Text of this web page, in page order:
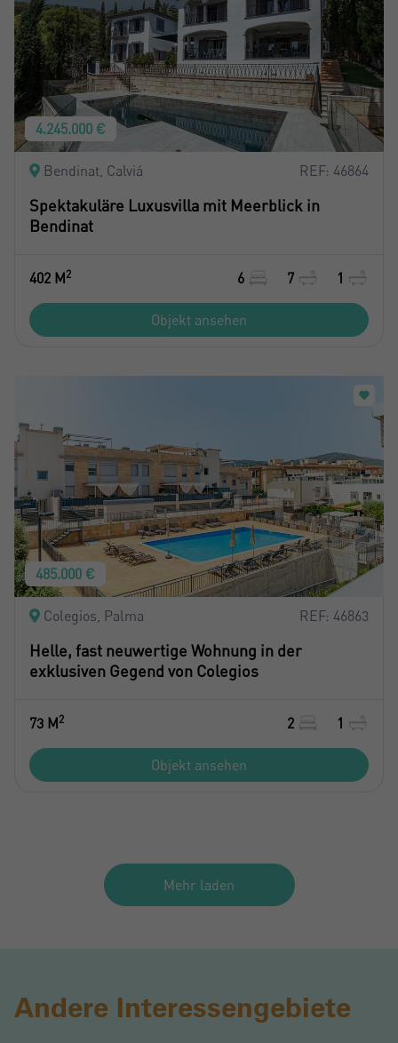
4.245.000 €
Bendinat, Calviá REF: 46864
Spektakuläre Luxusvilla mit Meerblick in
Bendinat
402 M2 6 7 1
Objekt ansehen
485.000 €
Colegios, Palma REF: 46863
Helle, fast neuwertige Wohnung in der
exklusiven Gegend von Colegios
73 M2 2 1
Objekt ansehen
Mehr laden
Andere Interessengebiete